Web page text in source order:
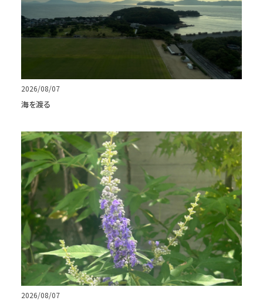
2026/08/07
海を渡る
2026/08/07